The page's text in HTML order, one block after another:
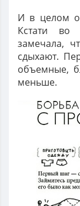
И в целом
Кстати во
замечала,
сдыхают.
объемные,
меньше.